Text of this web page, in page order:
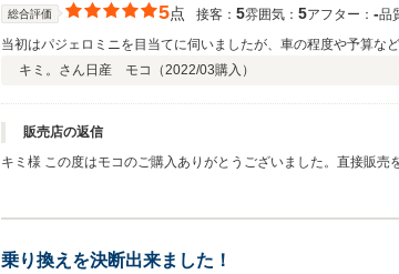
総合評価 5点 接客： 5雰囲気： 5アフター： ‐品
当初はパジェロミニを目当てに伺いましたが、車の程度や予算な
キミ。さん 日産 モコ（2022/03購入）
販売店の返信
キミ様 この度はモコのご購入ありがとうございました。直接販
乗り換えを決断出来ました！